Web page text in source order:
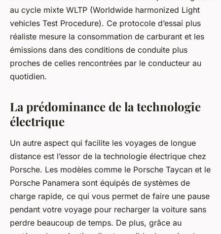
au cycle mixte WLTP (Worldwide harmonized Light
vehicles Test Procedure). Ce protocole d’essai plus
réaliste mesure la consommation de carburant et les
émissions dans des conditions de conduite plus
proches de celles rencontrées par le conducteur au
quotidien.
La prédominance de la technologie
électrique
Un autre aspect qui facilite les voyages de longue
distance est l’essor de la technologie électrique chez
Porsche. Les modèles comme le Porsche Taycan et le
Porsche Panamera sont équipés de systèmes de
charge rapide, ce qui vous permet de faire une pause
pendant votre voyage pour recharger la voiture sans
perdre beaucoup de temps. De plus, grâce au